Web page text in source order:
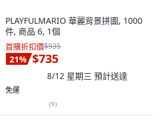
PLAYFULMARIO 華麗背景拼圖, 1000
件, 商品 6, 1個
首購折扣價$935
21% $735
8/12 星期三 預計送達
免運
(9)